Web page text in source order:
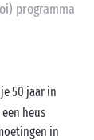
programma
50 jaar in
heus
in